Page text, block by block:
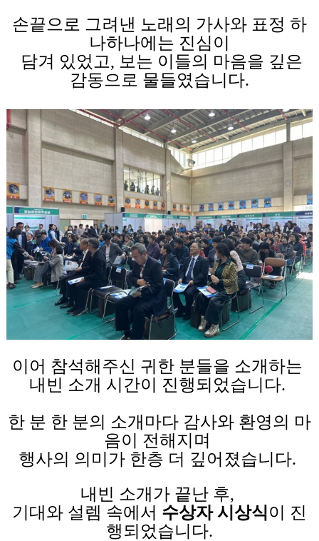
손끝으로 그려낸 노래의 가사와 표정 하
나하나에는 진심이
담겨 있었고, 보는 이들의 마음을 깊은
감동으로 물들였습니다.
이어 참석해주신 귀한 분들을 소개하는
내빈 소개 시간이 진행되었습니다.
한 분 한 분의 소개마다 감사와 환영의 마
음이 전해지며
행사의 의미가 한층 더 깊어졌습니다.
내빈 소개가 끝난 후,
기대와 설렘 속에서 수상자 시상식이 진
행되었습니다.